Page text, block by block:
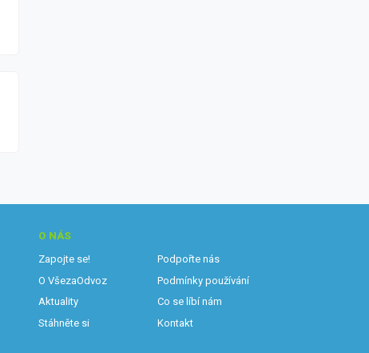
O NÁS
Zapojte se!
O VšezaOdvoz
Aktuality
Stáhněte si
Podpořte nás
Podmínky používání
Co se líbí nám
Kontakt